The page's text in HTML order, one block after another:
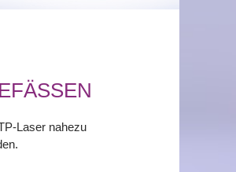
Laser nahezu